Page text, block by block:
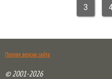
3
Полная версия сайта
© 2001-2026